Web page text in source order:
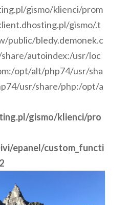
gismo/klienci/prom
gismo/.t
public/bledy.demonek.c
autoindex:/usr/loc
opt/alt/php74/usr/sha
usr/share/php:/opt/a
gismo/klienci/pro
epanel/custom_functi